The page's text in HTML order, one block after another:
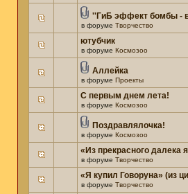
''ГиБ эффект бомбы -
в форуме Творчество
ютубчик
в форуме Космозоо
Аллейка
в форуме Проекты
С первым днем лета!
в форуме Космозоо
Поздравлялочка!
в форуме Космозоо
«Из прекрасного далека
в форуме Творчество
«Я купил Говоруна» (из
в форуме Творчество